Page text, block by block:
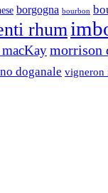
borgogna bourbon
rhum
morrison
doganale vigneron